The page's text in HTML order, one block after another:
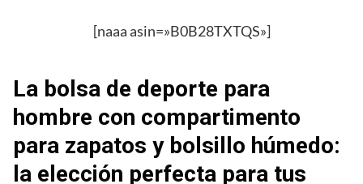
[naaa asin=»B0B28TXTQS»]
La bolsa de deporte para
hombre con compartimento
para zapatos y bolsillo húmedo:
la elección perfecta para tus